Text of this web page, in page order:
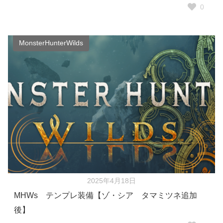
0
MonsterHunterWilds
2025年4月18日
MHWs テンプレ装備【ゾ・シア タマミツネ追加
後】